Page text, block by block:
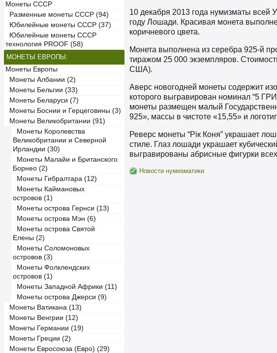
Монеты СССР
Разменные монеты СССР (94)
Юбилейные монеты СССР (37)
Юбилейные монеты СССР
технология PROOF (58)
МОНЕТЫ ЕВРОПЫ:
Монеты Европы
Монеты Албании (2)
Монеты Бельгии (33)
Монеты Беларуси (7)
Монеты Боснии и Герцеговины (3)
Монеты Великобритании (91)
Монеты Королевства
Великобритании и Северной
Ирландии (30)
Монеты Малайи и Британского
Борнео (2)
Монеты Гибралтара (12)
Монеты Каймановых
островов (1)
Монеты острова Гернси (13)
Монеты острова Мэн (6)
Монеты острова Святой
Елены (2)
Монеты Соломоновых
островов (3)
Монеты Фолклендских
островов (1)
Монеты Западной Африки (11)
Монеты острова Джерси (9)
Монеты Ватикана (13)
Монеты Венгрии (12)
Монеты Германии (19)
Монеты Греции (2)
Монеты Евросоюза (Евро) (29)
10 декабря 2013 года нумизматы всей
году Лошади. Красивая монета
коричневого цвета.
Монета выполнена из серебра 925-й
тиражом 25 000 экземпляров.
США).
Аверс новогодней монеты содержит
которого выгравирован номинал “5
монеты размещен малый
925», массы в чистоте «15,55» и
Реверс монеты “Рік Коня” украшает
стиле. Глаз лошади украшает
выгравированы абрисные фигурки
Новости нумизматики